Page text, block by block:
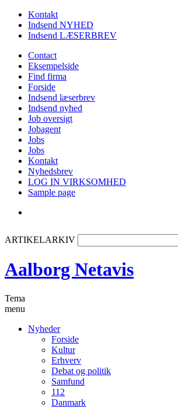
Kontakt
Indsend NYHED
Indsend LÆSERBREV
Contact
Eksempelside
Find firma
Forside
Indsend læserbrev
Indsend nyhed
Job oversigt
Jobagent
Jobs
Jobs
Kontakt
Nyhedsbrev
LOG IN VIRKSOMHED
Sample page
ARTIKELARKIV
Aalborg Netavis
Tema
menu
Nyheder
Forside
Kultur
Erhverv
Debat og politik
Samfund
112
Danmark